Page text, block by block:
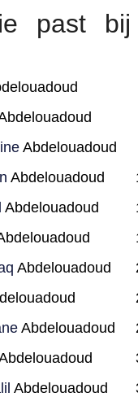
past bij
Abdelouadoud
Abdelouadoud
Abdelouadoud
Abdelouadoud
Abdelouadoud
Abdelouadoud